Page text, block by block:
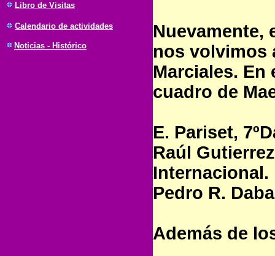
Libro de Visitas
Calendario de actividades
Noticias - Histórico
Nuevamente,
nos volvimos
Marciales.
cuadro de
E. Pariset,
Raúl
Internacional.
Pedro R.
Además de